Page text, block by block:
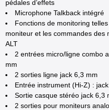
pédales d’effets
Microphone Talkback intégré
Fonctions de monitoring
moniteur et les commandes des
ALT
2 entrées micro/ligne combo
mm
2 sorties ligne jack 6,3 mm
Entrée instrument (Hi-Z) :
Sortie casque stéréo jack 6,3
2 sorties pour moniteurs